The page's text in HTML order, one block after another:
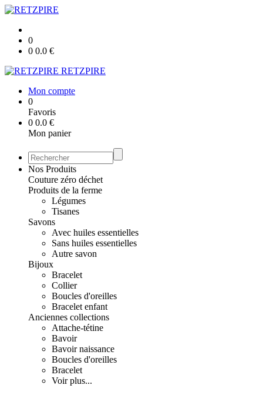
0
0 0.0 €
RETZPIRE
Mon compte
0
Favoris
0 0.0 €
Mon panier
Nos Produits
Couture zéro déchet
Produits de la ferme
Légumes
Tisanes
Savons
Avec huiles essentielles
Sans huiles essentielles
Autre savon
Bijoux
Bracelet
Collier
Boucles d'oreilles
Bracelet enfant
Anciennes collections
Attache-tétine
Bavoir
Bavoir naissance
Boucles d'oreilles
Bracelet
Voir plus...